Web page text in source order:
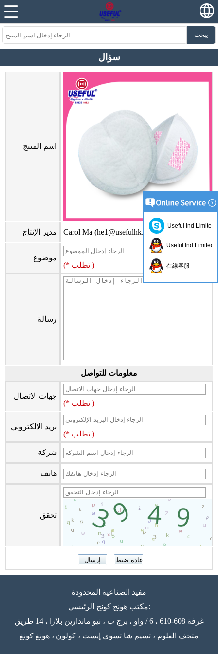
يبحث
سؤال
اسم المنتج
مدير الإنتاج Carol Ma (he1@usefulhk.com)
موضوع
(* تطلب )
رسالة
معلومات للتواصل
جهات الاتصال
(* تطلب )
بريد الالكتروني
(* تطلب )
شركة
هاتف
تحقق
مفيد الصناعية المحدودة
مكتب هونج كونج الرئيسي:
غرفة 608-610 ، 6 / واو ، برج ب ، نيو ماندارين بلازا ، 14 طريق
متحف العلوم ، تسيم شا تسوي إيست ، كولون ، هونغ كونغ
Useful Ind Limited
Useful Ind Limited
在線客服